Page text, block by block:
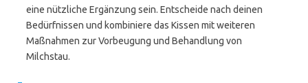
eine nützliche Ergänzung sein. Entscheide nach deinen
Bedürfnissen und kombiniere das Kissen mit weiteren
Maßnahmen zur Vorbeugung und Behandlung von
Milchstau.